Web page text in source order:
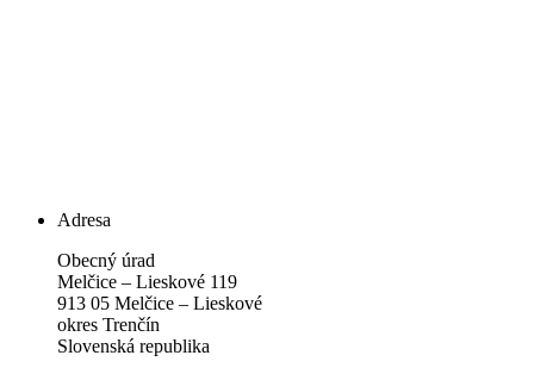
Adresa
Obecný úrad
Melčice – Lieskové 119
913 05 Melčice – Lieskové
okres Trenčín
Slovenská republika